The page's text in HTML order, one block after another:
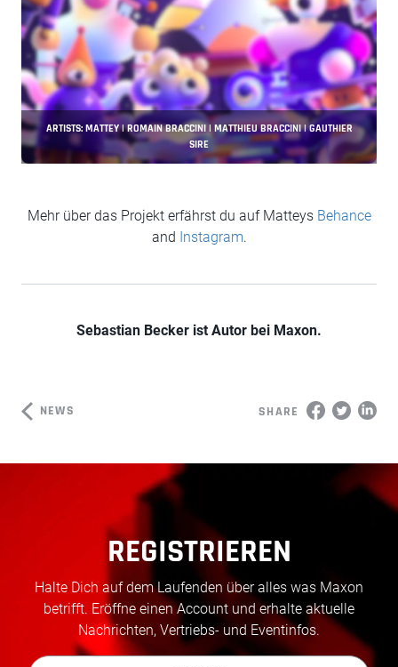
ARTISTS: MATTEY | ROMAIN BRACCINI | MATTHIEU BRACCINI | GAUTHIER
SIRE
Mehr über das Projekt erfährst du auf Matteys Behance
and Instagram.
Sebastian Becker ist Autor bei Maxon.
NEWS SHARE
REGISTRIEREN
Halte Dich auf dem Laufenden über alles was Maxon
betrifft. Eröffne einen Account und erhalte aktuelle
Nachrichten, Vertriebs- und Eventinfos.